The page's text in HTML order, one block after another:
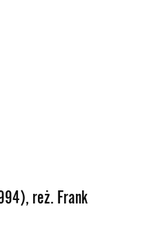
reż. Frank